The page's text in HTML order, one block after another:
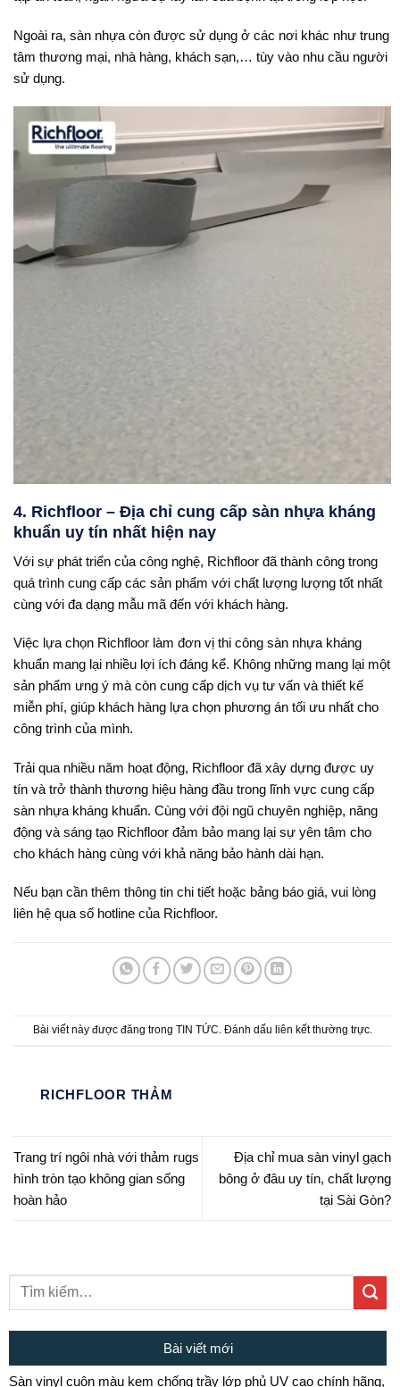
Ngoài ra, sàn nhựa còn được sử dụng ở các nơi khác như trung
tâm thương mại, nhà hàng, khách sạn,… tùy vào nhu cầu người
sử dụng.
4. Richfloor – Địa chỉ cung cấp sàn nhựa kháng
khuẩn uy tín nhất hiện nay
Với sự phát triển của công nghệ, Richfloor đã thành công trong
quá trình cung cấp các sản phẩm với chất lượng lượng tốt nhất
cùng với đa dạng mẫu mã đến với khách hàng.
Việc lựa chọn Richfloor làm đơn vị thi công sàn nhựa kháng
khuẩn mang lại nhiều lợi ích đáng kể. Không những mang lại một
sản phẩm ưng ý mà còn cung cấp dịch vụ tư vấn và thiết kế
miễn phí, giúp khách hàng lựa chọn phương án tối ưu nhất cho
công trình của mình.
Trải qua nhiều năm hoạt động, Richfloor đã xây dựng được uy
tín và trở thành thương hiệu hàng đầu trong lĩnh vực cung cấp
sàn nhựa kháng khuẩn. Cùng với đội ngũ chuyên nghiệp, năng
động và sáng tạo Richfloor đảm bảo mang lại sự yên tâm cho
cho khách hàng cùng với khả năng bảo hành dài hạn.
Nếu bạn cần thêm thông tin chi tiết hoặc bảng báo giá, vui lòng
liên hệ qua số hotline của Richfloor.
Bài viết này được đăng trong TIN TỨC . Đánh dấu liên kết thường trực.
RICHFLOOR THẢM
Trang trí ngôi nhà với thảm rugs
hình tròn tạo không gian sống
hoàn hảo
Địa chỉ mua sàn vinyl gạch
bông ở đâu uy tín, chất lượng
tại Sài Gòn?
Bài viết mới
Sàn vinyl cuộn màu kem chống trầy lớp phủ UV cao chính hãng,